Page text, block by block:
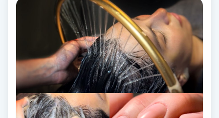
Pigmentbehandling
Pigmentfläckar